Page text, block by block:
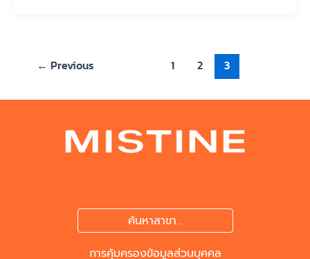
← Previous 1 2 3
ค้นหาสาขา...
การคุ้มครองข้อมูลส่วนบุคคล